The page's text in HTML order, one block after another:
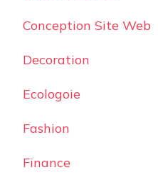
Conception Site Web
Decoration
Ecologoie
Fashion
Finance